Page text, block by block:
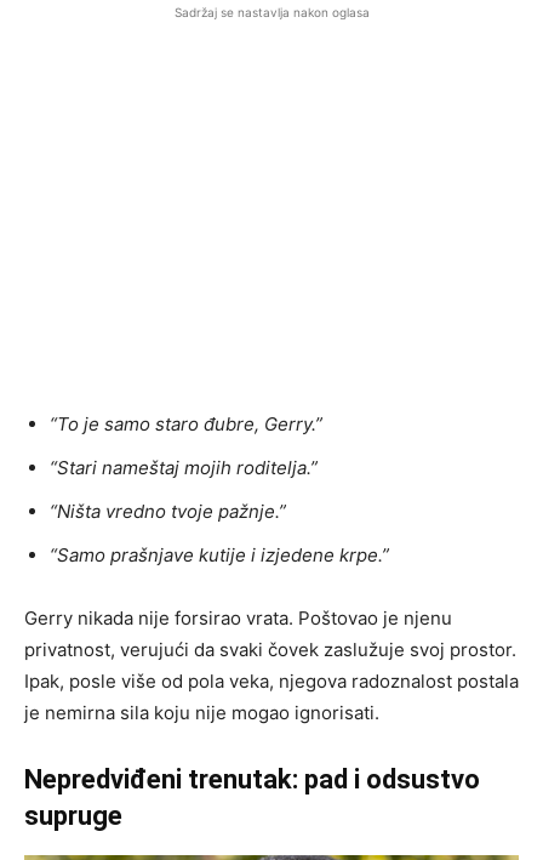
Sadržaj se nastavlja nakon oglasa
“To je samo staro đubre, Gerry.”
“Stari nameštaj mojih roditelja.”
“Ništa vredno tvoje pažnje.”
“Samo prašnjave kutije i izjedene krpe.”
Gerry nikada nije forsirao vrata. Poštovao je njenu
privatnost, verujući da svaki čovek zaslužuje svoj prostor.
Ipak, posle više od pola veka, njegova radoznalost postala
je nemirna sila koju nije mogao ignorisati.
Nepredviđeni trenutak: pad i odsustvo
supruge